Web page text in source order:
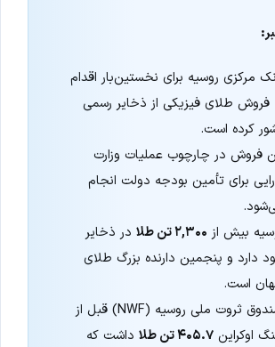
مرکزی روسیه برای نخستین‌بار اقدام
فروش طلای فیزیکی از ذخایر رسمی
کرده است.
فروش در چارچوب عملیات وزارت
برای تأمین بودجه دولت انجام
بیش از ۲,۳۰۰ تن طلا
در ذخایر
دارد و پنجمین دارنده بزرگ طلای
است.
صندوق ثروت ملی روسیه (NWF) قبل از
اوکراین۴۰۵.۷ تن طلا
داشت که